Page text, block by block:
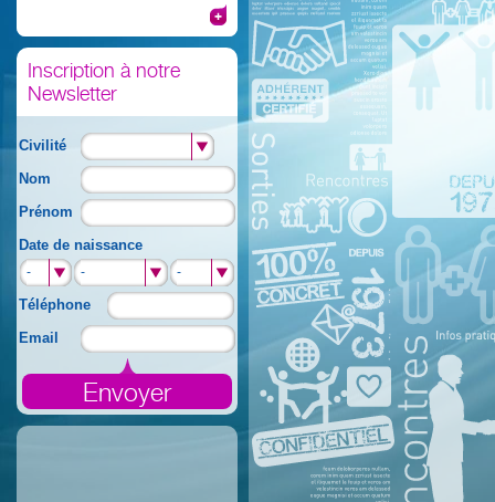
Inscription à notre
Newsletter
Civilité
Nom
Prénom
Date de naissance
-- -- --
Téléphone
Email